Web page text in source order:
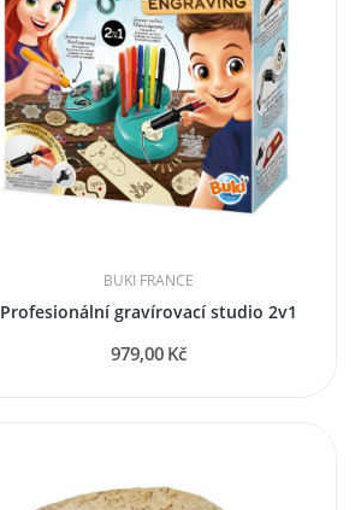
BUKI FRANCE
Profesionální gravírovací studio 2v1
979,00 Kč